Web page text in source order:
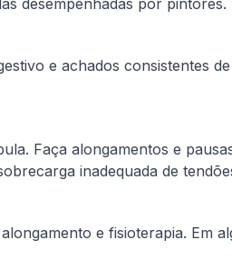
desempenhadas por pintores.
e achados consistentes
Faça alongamentos e
inadequada de
e fisioterapia. Em